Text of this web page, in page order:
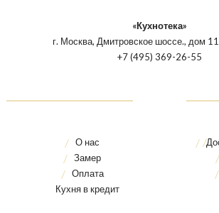
«Кухнотека»
г. Москва, Дмитровское шоссе., дом
+7 (495) 369-26-55
О нас
Замер
Оплата
Кухня в кредит